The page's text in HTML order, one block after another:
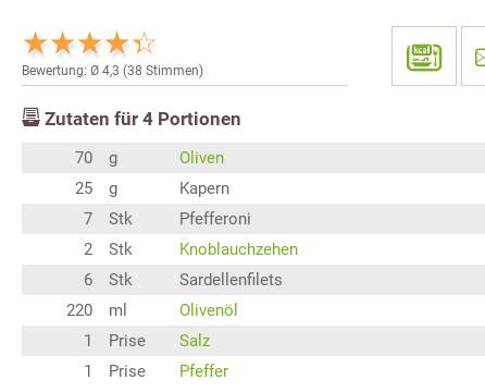
Bewertung: Ø 4,3 (38 Stimmen)
Zutaten für 4 Portionen
70 g
Oliven
25
g
Kapern
7
Stk
Pfefferoni
2
Stk
Knoblauchzehen
6
Stk
Sardellenfilets
220
ml
Olivenöl
1
Prise
Salz
1
Prise Pfeffer